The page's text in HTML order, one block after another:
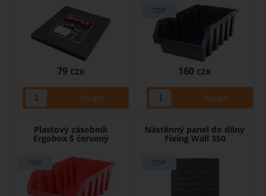
79 CZK 160 CZK
Plastový zásobník
Ergobox 5 červený
Nástěnný panel do dílny
Fixing Wall 350